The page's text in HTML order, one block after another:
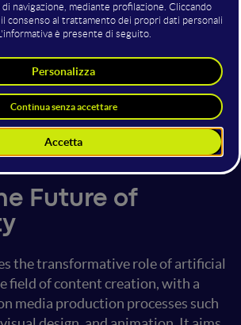
Humanist & Producer
Jazeera Media Network
16:00 - 16:20
Future of
the transformative role of artificial
field of content creation, with a
media production processes such